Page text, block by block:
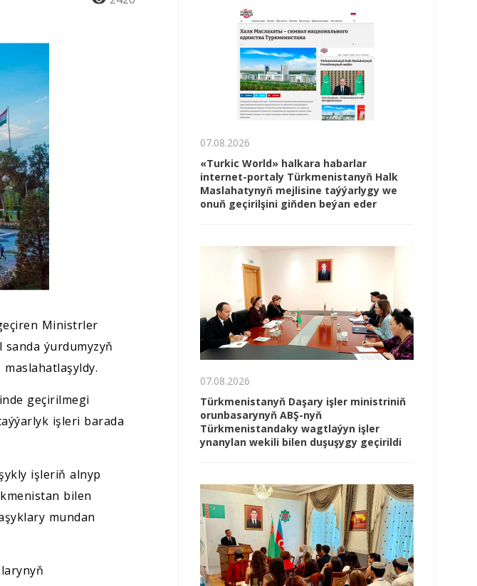
Ministrler
ýurdumyzyň
geçirilmegi
işleri barada
işleriň alnyp
bilen
mundan
07.08.2026
«Turkic World» halkara habarlar
internet-portaly Türkmenistanyň Halk
Maslahatynyň mejlisine taýýarlygy we
onuň geçirilşini giňden beýan eder
07.08.2026
Türkmenistanyň Daşary işler ministriniň
orunbasarynyň ABŞ-nyň
Türkmenistandaky wagtlaýyn işler
ynanylan wekili bilen duşuşygy geçirildi